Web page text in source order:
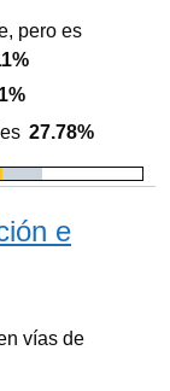
pero es
27.78%
e
vías de